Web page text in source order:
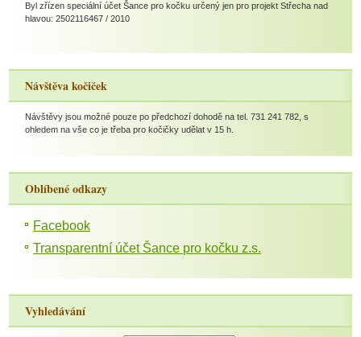
Byl zřízen speciální účet Šance pro kočku určený jen pro projekt Střecha nad
hlavou: 2502116467 / 2010
Návštěva kočiček
Návštěvy jsou možné pouze po předchozí dohodě na tel. 731 241 782, s
ohledem na vše co je třeba pro kočičky udělat v 15 h.
Oblíbené odkazy
Facebook
Transparentní účet Šance pro kočku z.s.
Vyhledávání